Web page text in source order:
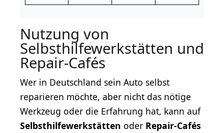
Nutzung von
Selbsthilfewerkstätten und
Repair-Cafés
Wer in Deutschland sein Auto selbst
reparieren möchte, aber nicht das nötige
Werkzeug oder die Erfahrung hat, kann auf
Selbsthilfewerkstätten oder Repair-Cafés